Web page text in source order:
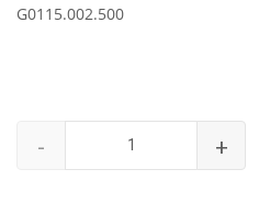
G0115.002.500
- +